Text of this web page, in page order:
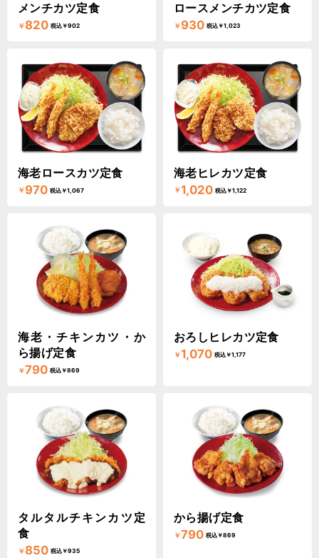
メンチカツ定食
￥820 税込￥902
ロースメンチカツ定食
￥ 930 税込￥1,023
海老ロースカツ定食
￥ 970 税込￥1,067
海老ヒレカツ定食
￥1,020 税込￥1,122
海老・チキンカツ・か
ら揚げ定食
￥790 税込￥869
おろしヒレカツ定食
￥1,070 税込￥1,177
タルタルチキンカツ定
食
￥850 税込￥935
から揚げ定食
￥790 税込￥869